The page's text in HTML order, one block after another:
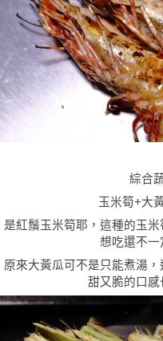
綜合
玉米筍+大
是紅鬚玉米筍耶，這種的玉米
想吃還不一
原來大黃瓜可不是只能煮湯
甜又脆的口感